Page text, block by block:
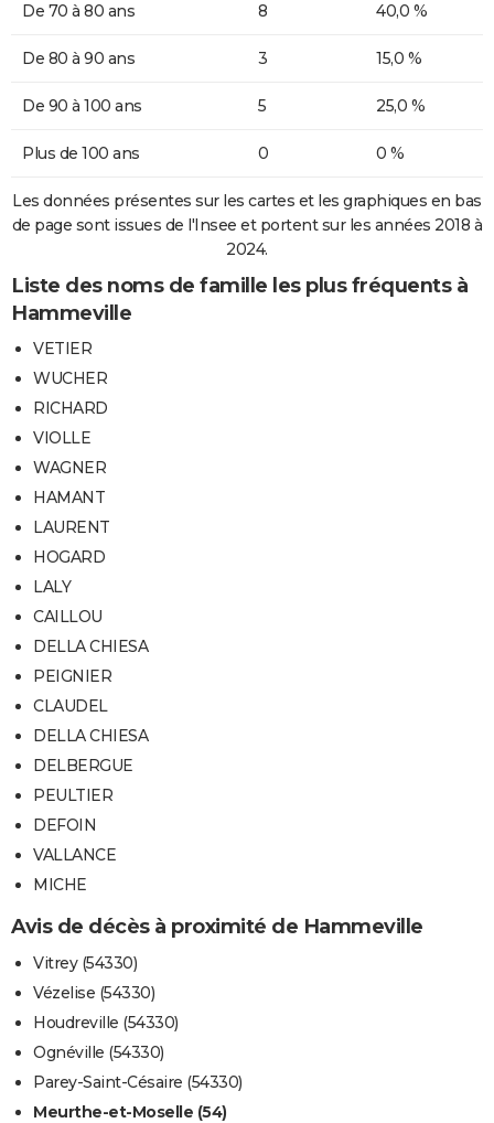
De 70 à 80 ans 8 40,0 %
De 80 à 90 ans 3 15,0 %
De 90 à 100 ans 5 25,0 %
Plus de 100 ans 0 0 %
Les données présentes sur les cartes et les graphiques en bas
de page sont issues de l'Insee et portent sur les années 2018 à
2024.
Liste des noms de famille les plus fréquents à
Hammeville
VETIER
WUCHER
RICHARD
VIOLLE
WAGNER
HAMANT
LAURENT
HOGARD
LALY
CAILLOU
DELLA CHIESA
PEIGNIER
CLAUDEL
DELLA CHIESA
DELBERGUE
PEULTIER
DEFOIN
VALLANCE
MICHE
Avis de décès à proximité de Hammeville
Vitrey (54330)
Vézelise (54330)
Houdreville (54330)
Ognéville (54330)
Parey-Saint-Césaire (54330)
Meurthe-et-Moselle (54)